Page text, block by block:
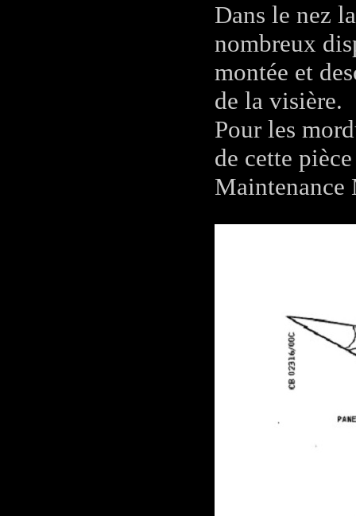
Dans le nez
nombreux
montée et
de la visière.
Pour les
de cette
Maintenance